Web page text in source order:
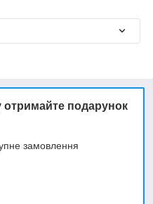
отримайте подарунок
замовлення